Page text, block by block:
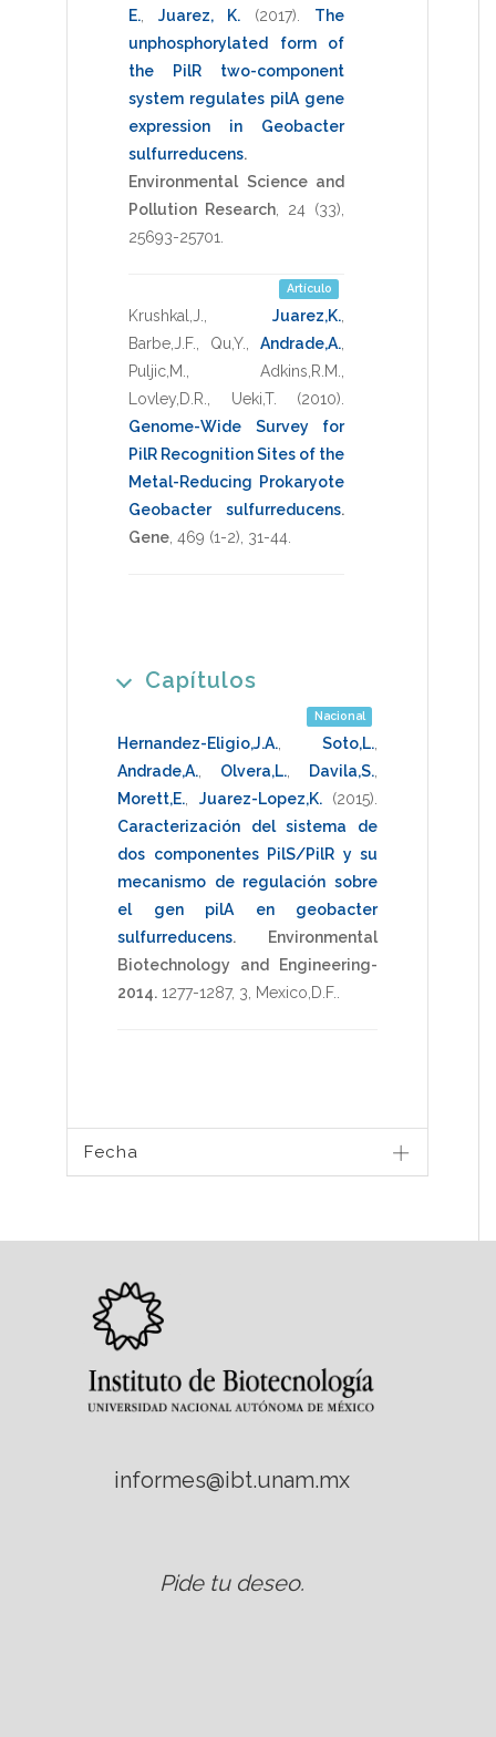
E.
Juarez, K. (2017)
The
unphosphorylated form of
the PilR two-component
system regulates pilA gene
expression in Geobacter
sulfurreducens.
Environmental Science and
Pollution Research
24 (33),
25693-25701
Artículo
Krushkal,J. Juarez,K.
Barbe,J.F.
Qu,Y. Andrade,A.
Puljic,M.
Adkins,R.M.
Lovley,D.R.
Ueki,T. (2010)
Genome-Wide Survey for
PilR Recognition Sites of the
Metal-Reducing Prokaryote
Geobacter sulfurreducens.
Gene 469 (1-2), 31-44
Capítulos
Nacional
Hernandez-Eligio,J.A. Soto,L.
Andrade,A.
Olvera,L. Davila,S.
Morett,E.
Juarez-Lopez,K. (2015)
Caracterización del sistema de
dos componentes PilS/PilR y su
mecanismo de regulación sobre
el gen pilA en geobacter
sulfurreducens.
Environmental
Biotechnology and Engineering-
2014. 1277-1287, 3 Mexico,D.F.
Fecha
informes@ibt.unam.mx
Pide tu deseo.